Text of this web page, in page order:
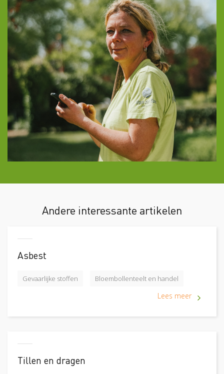
Andere interessante artikelen
Asbest
Gevaarlijke stoffen Bloembollenteelt en handel
Lees meer
Tillen en dragen